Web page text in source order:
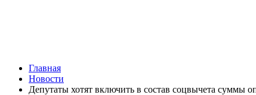
Главная
Новости
Депутаты хотят включить в состав соцвычета суммы